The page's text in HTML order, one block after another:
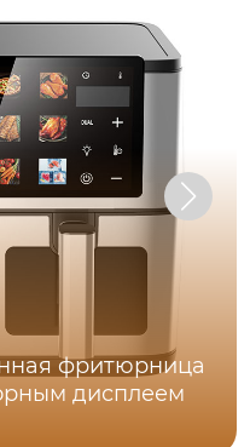
фритюрница
дисплеем